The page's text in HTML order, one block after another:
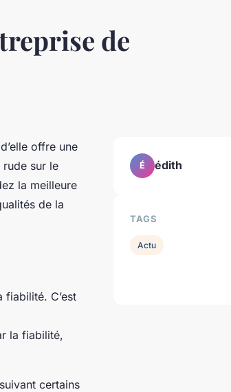
de
offre une
sur le
la meilleure
de la
fiabilité. C’est
la fiabilité,
certains
É édith
TAGS
Actu